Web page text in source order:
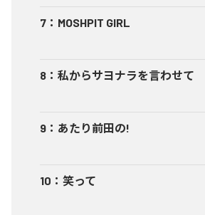
7 ： MOSHPIT GIRL
8 ： 私からサヨナラを言わせて
9 ： あたり前田の!
10 ： 笑って